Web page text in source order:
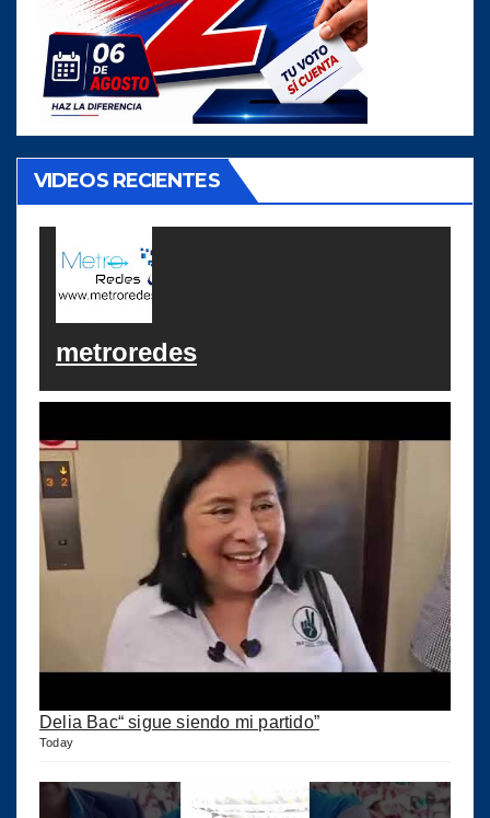
VIDEOS RECIENTES
metroredes
Delia Bac“ sigue siendo mi partido”
Today